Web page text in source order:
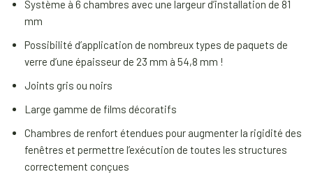
Système à 6 chambres avec une largeur d’installation de 81
mm
Possibilité d’application de nombreux types de paquets de
verre d’une épaisseur de 23 mm à 54,8 mm !
Joints gris ou noirs
Large gamme de films décoratifs
Chambres de renfort étendues pour augmenter la rigidité des
fenêtres et permettre l’exécution de toutes les structures
correctement conçues